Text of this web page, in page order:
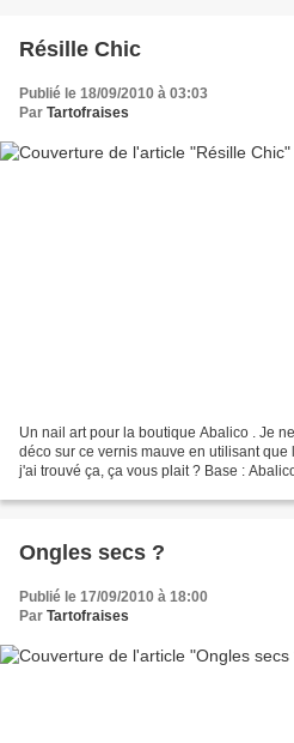
Résille Chic
Publié le 18/09/2010 à 03:03
Par Tartofraises
Un nail art pour la boutique Abalico . Je
déco sur ce vernis mauve en utilisant
j'ai trouvé ça, ça vous plait ? Base :
Ongles secs ?
Publié le 17/09/2010 à 18:00
Par Tartofraises